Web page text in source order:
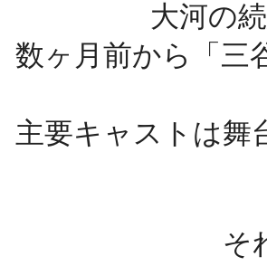
大河の
数ヶ月前から「三
主要キャストは舞
そ